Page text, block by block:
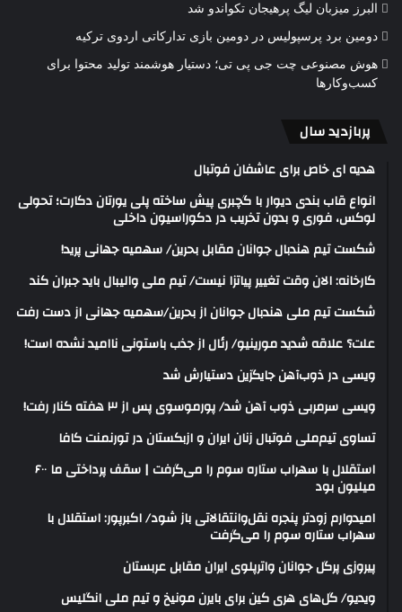
البرز میزبان لیگ پرهیجان تکواندو شد
دومین برد پرسپولیس در دومین بازی تدارکاتی اردوی ترکیه
هوش مصنوعی چت جی پی تی؛ دستیار هوشمند تولید محتوا برای
کسب‌وکارها
پربازدید سال
هدیه ای خاص برای عاشفان فوتبال
انواع قاب بندی دیوار با گچبری پیش ساخته پلی یورتان دکارت؛ تحولی
لوکس، فوری و بدون تخریب در دکوراسیون داخلی
شکست تیم هندبال جوانان مقابل بحرین/ سهمیه جهانی پرید!
کارخانه: الان وقت تغییر پیاتزا نیست/ تیم ملی والیبال باید جبران کند
شکست تیم ملی هندبال جوانان از بحرین/سهمیه جهانی از دست رفت
علت؟ علاقه شدید مورینیو/ رئال از جذب باستونی ناامید نشده است!
ویسی در ذوب‌آهن جایگزین دستیارش شد
ویسی سرمربی ذوب آهن شد/ پورموسوی پس از ۳ هفته کنار رفت!
تساوی تیم‌ملی فوتبال زنان ایران و ازبکستان در تورنمنت کافا
استقلال با سهراب ستاره سوم را می‌گرفت | سقف پرداختی ما ۶۰۰
میلیون بود
امیدوارم زودتر پنجره نقل‌وانتقالاتی باز شود/ اکبرپور: استقلال با
سهراب ستاره سوم را می‌گرفت
پیروزی پرگل جوانان واترپلوی ایران مقابل عربستان
ویدیو/ گل‌های هری‌ کین برای بایرن مونیخ و تیم ملی انگلیس